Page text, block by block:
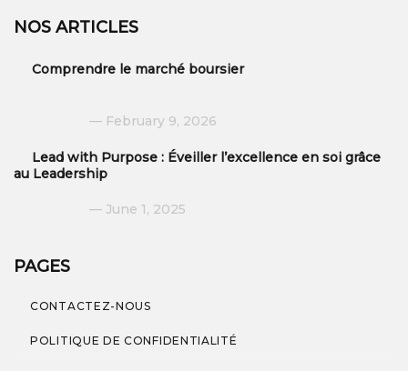
NOS ARTICLES
Comprendre le marché boursier
February 9, 2026
Lead with Purpose : Éveiller l’excellence en soi grâce
au Leadership
June 1, 2025
PAGES
CONTACTEZ-NOUS
POLITIQUE DE CONFIDENTIALITÉ